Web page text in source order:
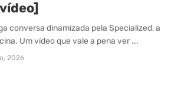
conversa dinamizada pela Specialized, a
Um vídeo que vale a pena ver ...
2026